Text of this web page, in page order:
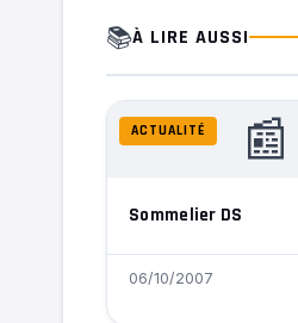
📚À LIRE AUSSI
📰
ACTUALITÉ
Sommelier DS
06/10/2007